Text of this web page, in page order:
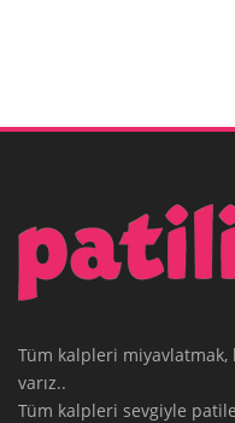
Tüm kalpleri
varız..
Tüm kalpleri sevgiyle